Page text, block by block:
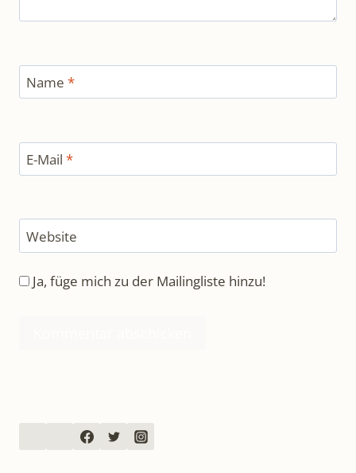
Name *
E-Mail *
Website
Ja, füge mich zu der Mailingliste hinzu!